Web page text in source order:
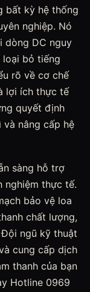
bất kỳ hệ thống
nghiệp. Nó
dòng DC nguy
loại bỏ tiếng
rõ về cơ chế
lợi ích thực tế
quyết định
nâng cấp hệ
sàng hỗ trợ
nghiệm thực tế.
bảo vệ loa
chất lượng,
ngũ kỹ thuật
cung cấp dịch
thanh của bạn
Hotline 0969